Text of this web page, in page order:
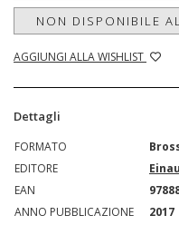
NON DISPONIBILE
AGGIUNGI ALLA WISHLIST
Dettagli
FORMATO
EDITORE
EAN
ANNO PUBBLICAZIONE
2017